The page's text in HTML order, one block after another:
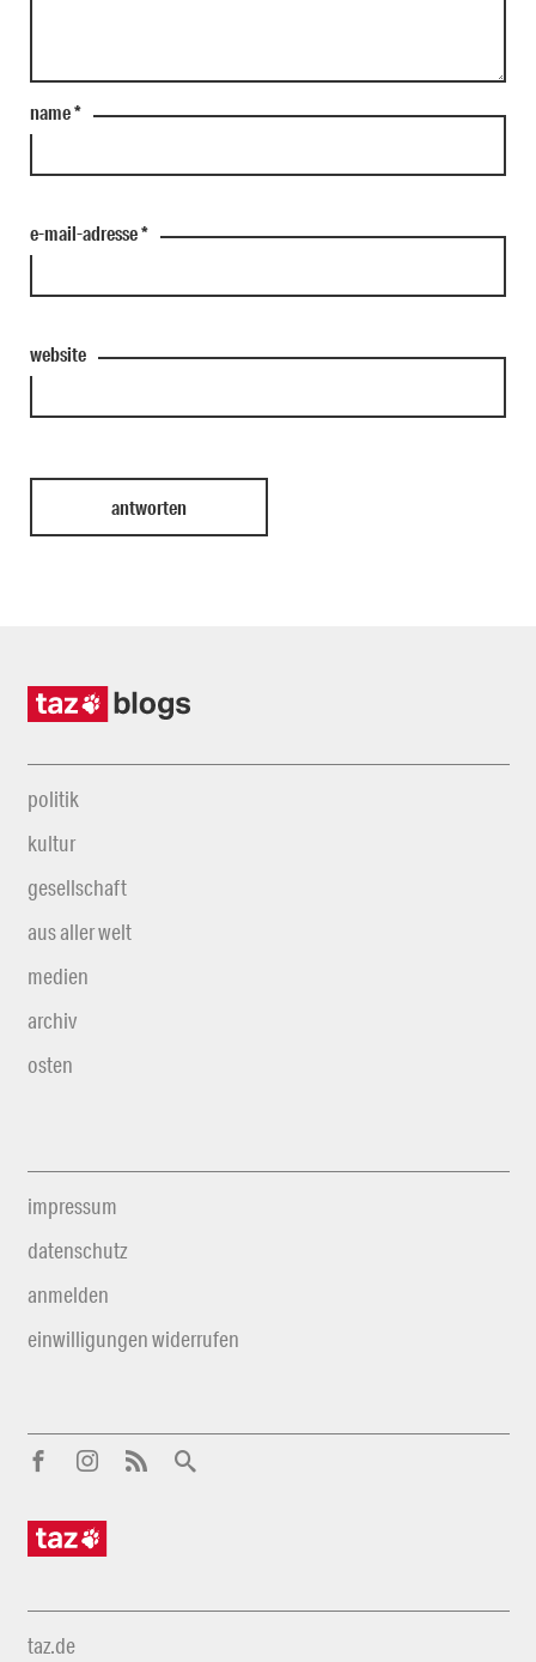
name*
e-mail-adresse*
website
politik
kultur
gesellschaft
aus aller welt
medien
archiv
osten
impressum
datenschutz
anmelden
einwilligungen widerrufen
taz.de